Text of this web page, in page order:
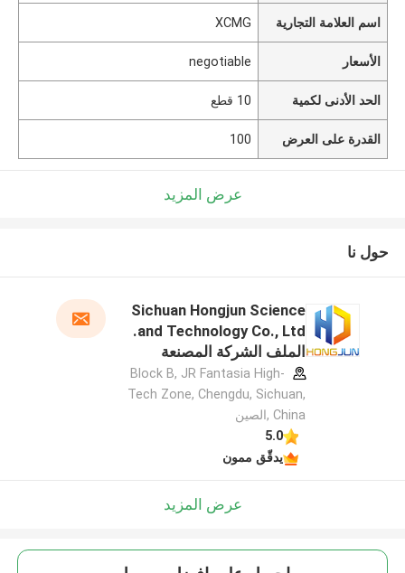
اسم العلامة التجارية XCMG
الأسعار negotiable
الحد الأدنى لكمية 10 قطع
القدرة على العرض 100
عرض المزيد
حول نا
Sichuan Hongjun Science
and Technology Co., Ltd.
الملف الشركة المصنعة
Block B, JR Fantasia High-
Tech Zone, Chengdu, Sichuan,
China ,الصين
5.0
يدقّق ممون
عرض المزيد